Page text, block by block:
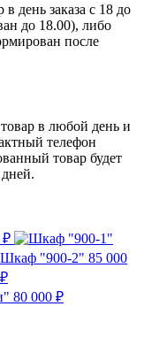
день заказа с 18 до
до 18.00), либо
после
в любой день и
телефон
товар будет
₽
Шкаф "900-2" 85 000
80 000 ₽